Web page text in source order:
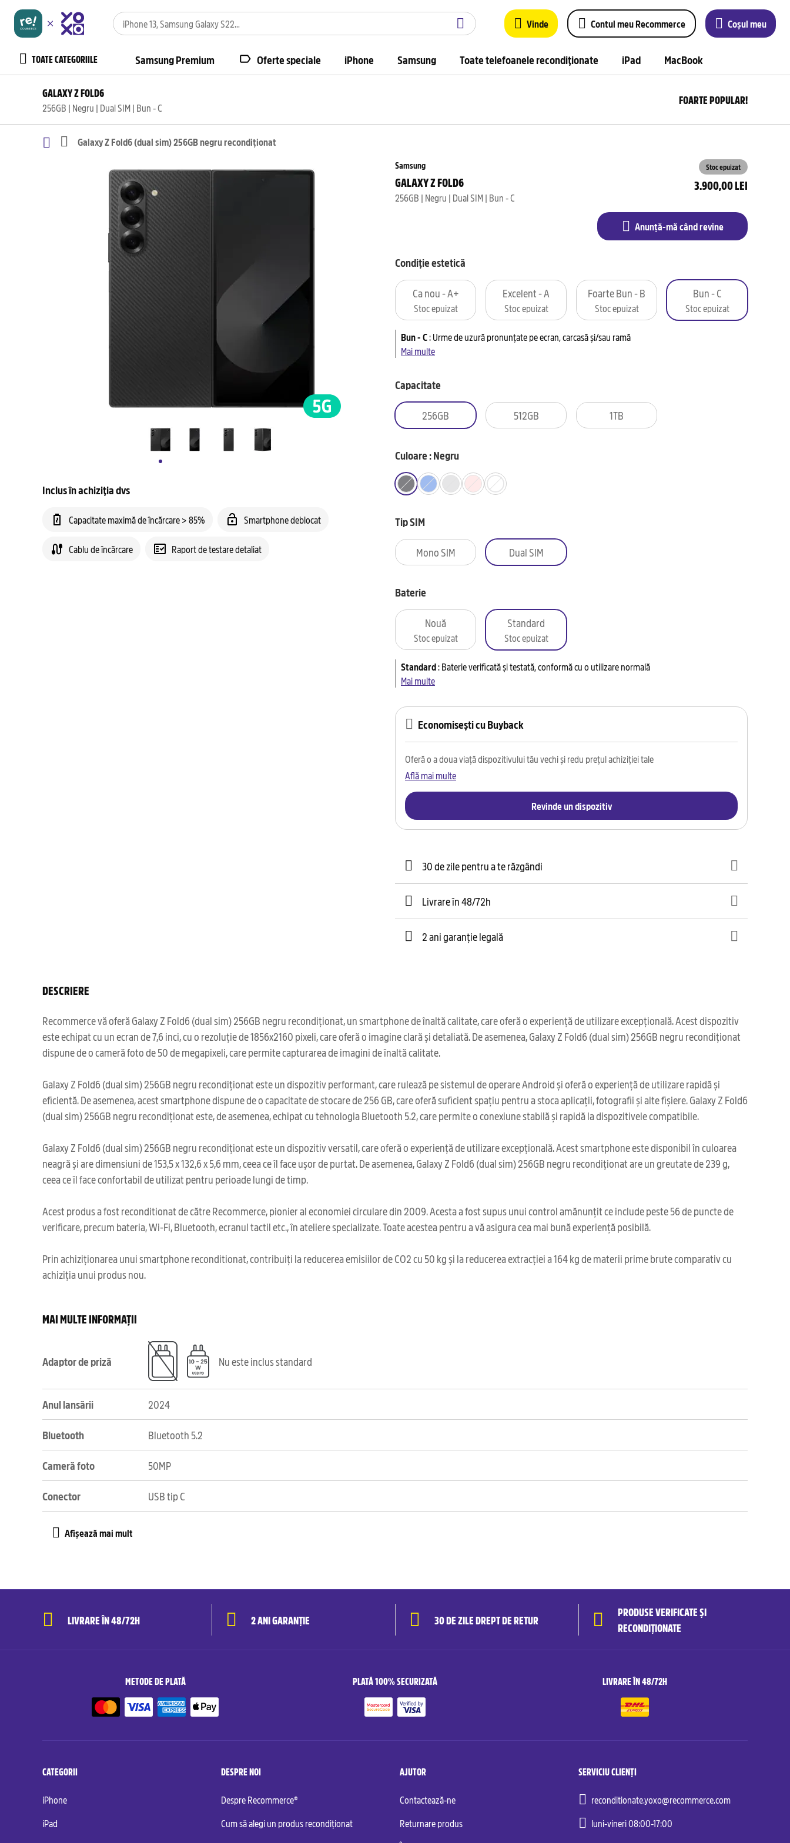
Vinde Contul meu Recommerce Coșul meu
TOATE CATEGORIILE Samsung Premium Oferte speciale iPhone Samsung Toate telefoanele recondiționate iPad MacBook
GALAXY Z FOLD6
256GB | Negru | Dual SIM | Bun - C
FOARTE POPULAR!
Galaxy Z Fold6 (dual sim) 256GB negru recondiționat
Samsung
GALAXY Z FOLD6
256GB | Negru | Dual SIM | Bun - C
Stoc epuizat
Inclus în achiziția dvs
Capacitate maximă de încărcare > 85% Smartphone deblocat
Cablu de încărcare Raport de testare detaliat
3.900,00 LEI
Anunță-mă când revine
Condiție estetică
Ca nou - A+
Stoc epuizat
Excelent - A
Stoc epuizat
Foarte Bun - B
Stoc epuizat
Bun - C
Stoc epuizat
Bun - C:Urme de uzură pronunțate pe ecran, carcasă și/sau ramă
Mai multe
Capacitate
256GB 512GB 1TB
Culoare : Negru
Tip SIM
Mono SIM Dual SIM
Baterie
Nouă
Stoc epuizat
Standard
Stoc epuizat
Standard:Baterie verificată și testată, conformă cu o utilizare normală
Mai multe
Economisești cu Buyback
Oferă o a doua viață dispozitivului tău vechi și redu prețul achiziției tale
Află mai multe
Revinde un dispozitiv
30 de zile pentru a te răzgândi
Livrare în 48/72h
2 ani garanție legală
DESCRIERE
Recommerce vă oferă Galaxy Z Fold6 (dual sim) 256GB negru recondiționat, un smartphone de înaltă calitate, care oferă o experiență de utilizare excepțională. Acest dispozitiv
este echipat cu un ecran de 7,6 inci, cu o rezoluție de 1856x2160 pixeli, care oferă o imagine clară și detaliată. De asemenea, Galaxy Z Fold6 (dual sim) 256GB negru recondiționat
dispune de o cameră foto de 50 de megapixeli, care permite capturarea de imagini de înaltă calitate.
Galaxy Z Fold6 (dual sim) 256GB negru recondiționat este un dispozitiv performant, care rulează pe sistemul de operare Android și oferă o experiență de utilizare rapidă și
eficientă. De asemenea, acest smartphone dispune de o capacitate de stocare de 256 GB, care oferă suficient spațiu pentru a stoca aplicații, fotografii și alte fișiere. Galaxy Z Fold6
(dual sim) 256GB negru recondiționat este, de asemenea, echipat cu tehnologia Bluetooth 5.2, care permite o conexiune stabilă și rapidă la dispozitivele compatibile.
Galaxy Z Fold6 (dual sim) 256GB negru recondiționat este un dispozitiv versatil, care oferă o experiență de utilizare excepțională. Acest smartphone este disponibil în culoarea
neagră și are dimensiuni de 153,5 x 132,6 x 5,6 mm, ceea ce îl face ușor de purtat. De asemenea, Galaxy Z Fold6 (dual sim) 256GB negru recondiționat are un greutate de 239 g,
ceea ce îl face confortabil de utilizat pentru perioade lungi de timp.
Acest produs a fost reconditionat de către Recommerce, pionier al economiei circulare din 2009. Acesta a fost supus unui control amănunțit ce include peste 56 de puncte de
verificare, precum bateria, Wi-Fi, Bluetooth, ecranul tactil etc., în ateliere specializate. Toate acestea pentru a vă asigura cea mai bună experiență posibilă.
Prin achiziționarea unui smartphone reconditionat, contribuiți la reducerea emisiilor de CO2 cu 50 kg și la reducerea extracției a 164 kg de materii prime brute comparativ cu
achiziția unui produs nou.
MAI MULTE INFORMAȚII
Adaptor de priză Nu este inclus standard
Anul lansării 2024
Bluetooth Bluetooth 5.2
Cameră foto 50MP
Conector USB tip C
LIVRARE ÎN 48/72H 2 ANI GARANȚIE 30 DE ZILE DREPT DE RETUR
PRODUSE VERIFICATE ȘI
RECONDIȚIONATE
METODE DE PLATĂ PLATĂ 100% SECURIZATĂ LIVRARE ÎN 48/72H
CATEGORII
iPhone
iPad
DESPRE NOI
Despre Recommerce®
Cum să alegi un produs recondiționat
AJUTOR
Contactează-ne
Returnare produs
SERVICIU CLIENȚI
reconditionate.yoxo@recommerce.com
luni-vineri 08:00-17:00